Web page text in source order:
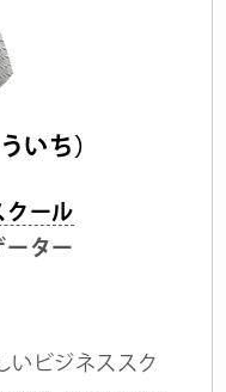
いち）
クール
ーター
いビジネススク